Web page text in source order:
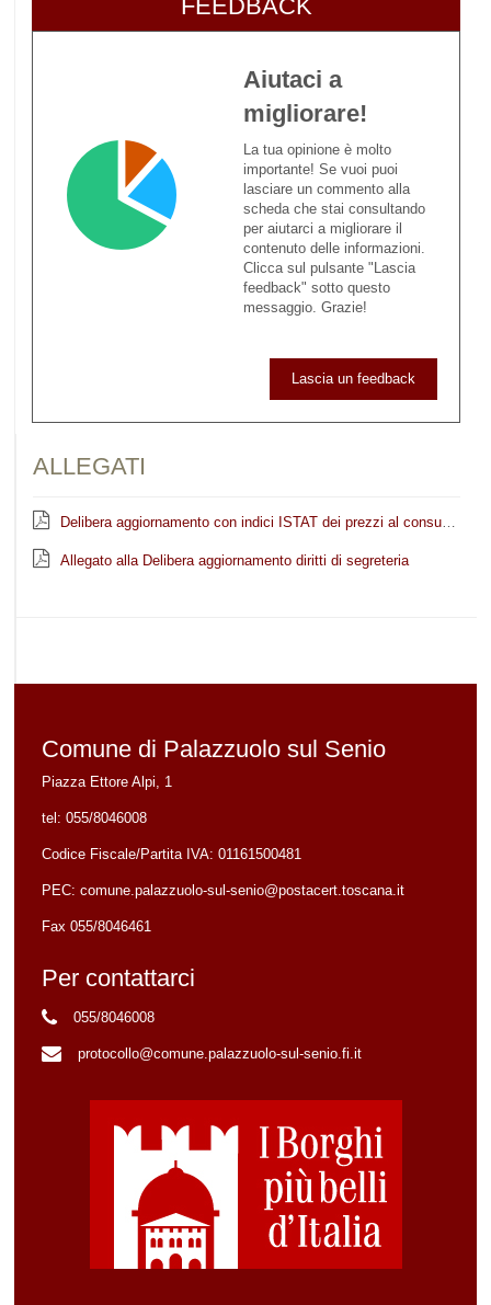
FEEDBACK
Aiutaci a
migliorare!
La tua opinione è molto
importante! Se vuoi puoi
lasciare un commento alla
scheda che stai consultando
per aiutarci a migliorare il
contenuto delle informazioni.
Clicca sul pulsante "Lascia
feedback" sotto questo
messaggio. Grazie!
Lascia un feedback
ALLEGATI
Delibera aggiornamento con indici ISTAT dei prezzi al consumo dei diritti di segreteria su atti e certificazioni in materia urba
Allegato alla Delibera aggiornamento diritti di segreteria
Comune di Palazzuolo sul Senio
Piazza Ettore Alpi, 1
tel: 055/8046008
Codice Fiscale/Partita IVA: 01161500481
PEC: comune.palazzuolo-sul-senio@postacert.toscana.it
Fax 055/8046461
Per contattarci
055/8046008
protocollo@comune.palazzuolo-sul-senio.fi.it